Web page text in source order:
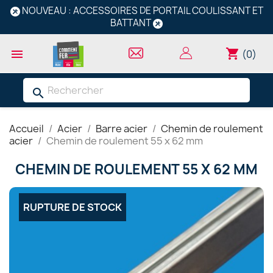
NOUVEAU : ACCESSOIRES DE PORTAIL COULISSANT ET
BATTANT
 shopping_cart (0)
search
Accueil Acier Barre acier
Chemin de roulement
acier
Chemin de roulement 55 x 62 mm
CHEMIN DE ROULEMENT 55 X 62 MM
RUPTURE DE STOCK